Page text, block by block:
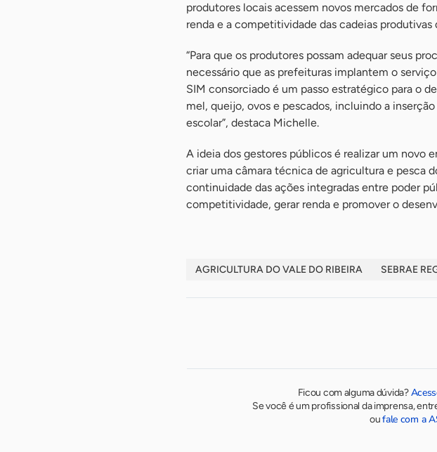
produtores locais acessem novos mercados de
renda e a competitividade das cadeias produtivas
“Para que os produtores possam adequar seus
necessário que as prefeituras implantem o
SIM consorciado é um passo estratégico para o
mel, queijo, ovos e pescados, incluindo a
escolar”, destaca Michelle.
A ideia dos gestores públicos é realizar um novo
criar uma câmara técnica de agricultura e pesca
continuidade das ações integradas entre poder
competitividade, gerar renda e promover o
AGRICULTURA DO VALE DO RIBEIRA SEBRAE
Ficou com alguma dúvida?
Se você é um profissional da imprensa,
oufale com a